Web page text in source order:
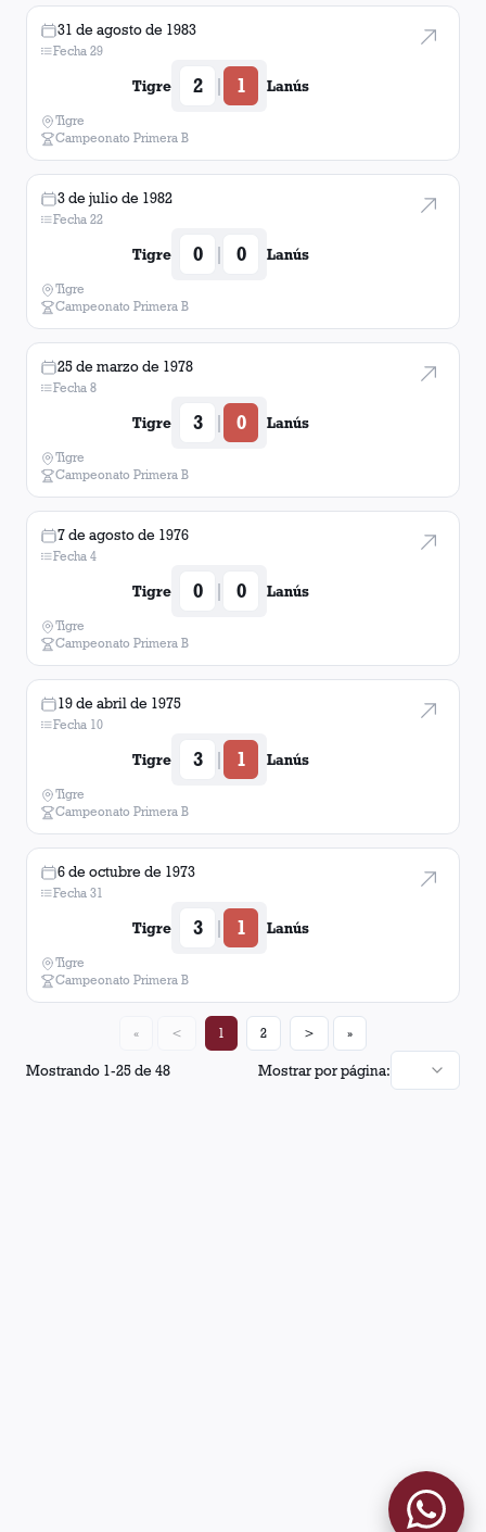
31 de agosto de 1983
Fecha 29
Tigre 2 | 1 Lanús
Tigre
Campeonato Primera B
3 de julio de 1982
Fecha 22
Tigre 0 | 0 Lanús
Tigre
Campeonato Primera B
25 de marzo de 1978
Fecha 8
Tigre 3 | 0 Lanús
Tigre
Campeonato Primera B
7 de agosto de 1976
Fecha 4
Tigre 0 | 0 Lanús
Tigre
Campeonato Primera B
19 de abril de 1975
Fecha 10
Tigre 3 | 1 Lanús
Tigre
Campeonato Primera B
6 de octubre de 1973
Fecha 31
Tigre 3 | 1 Lanús
Tigre
Campeonato Primera B
Mostrando 1-25de48 Mostrar por página:
« < 1 2 > »